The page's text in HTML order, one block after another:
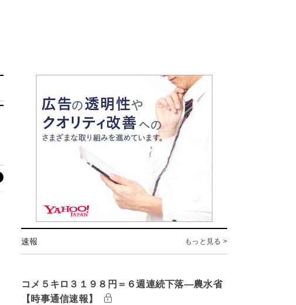
速報 もっと見る >
コメ５キロ３１９８円＝６週連続下落―農水省
【時事通信速報】